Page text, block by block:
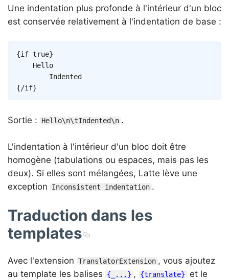
Une indentation plus profonde à l'intérieur d'un bloc
est conservée relativement à l'indentation de base :
{if true}
{/if}
Sortie : Hello\n\tIndented\n .
L'indentation à l'intérieur d'un bloc doit être
homogène (tabulations ou espaces, mais pas les
deux). Si elles sont mélangées, Latte lève une
exception
Inconsistent indentation .
Traduction dans les
templates
Avec l'extension TranslatorExtension , vous ajoutez
au template les balises
{_...} , {translate}
et le